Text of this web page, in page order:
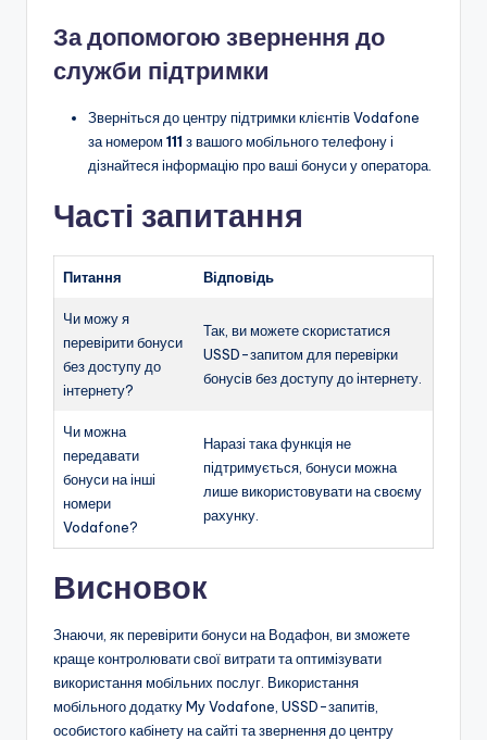
За допомогою звернення до
служби підтримки
Зверніться до центру підтримки клієнтів Vodafone
за номером 111 з вашого мобільного телефону і
дізнайтеся інформацію про ваші бонуси у оператора.
Часті запитання
Питання Відповідь
Чи можу я
перевірити бонуси
без доступу до
інтернету?
Так, ви можете скористатися
USSD-запитом для перевірки
бонусів без доступу до інтернету.
Чи можна
передавати
бонуси на інші
номери
Vodafone?
Наразі така функція не
підтримується, бонуси можна
лише використовувати на своєму
рахунку.
Висновок
Знаючи, як перевірити бонуси на Водафон, ви зможете
краще контролювати свої витрати та оптимізувати
використання мобільних послуг. Використання
мобільного додатку My Vodafone, USSD-запитів,
особистого кабінету на сайті та звернення до центру